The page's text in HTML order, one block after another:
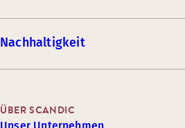
Nachhaltigkeit
ÜBER SCANDIC